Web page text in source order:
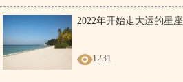
2022年开始走大运的星座
1231